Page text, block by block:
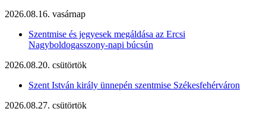
2026.08.16. vasárnap
Szentmise és jegyesek megáldása az Ercsi
Nagyboldogasszony-napi búcsún
2026.08.20. csütörtök
Szent István király ünnepén szentmise Székesfehérváron
2026.08.27. csütörtök